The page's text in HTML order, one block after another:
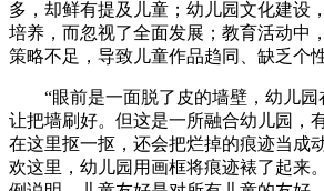
多，却鲜有提及儿童；幼儿园文化建设
培养，而忽视了全面发展；教育活动中
策略不足，导致儿童作品趋同、缺乏个性
“眼前是一面脱了皮的墙壁，幼儿
让把墙刷好。但这是一所融合幼儿园，
在这里抠一抠，还会把烂掉的痕迹当成
欢这里，幼儿园用画框将痕迹裱了起来